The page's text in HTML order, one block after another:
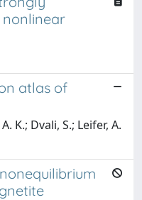
atlas of
K.; Dvali, S.; Leifer, A.